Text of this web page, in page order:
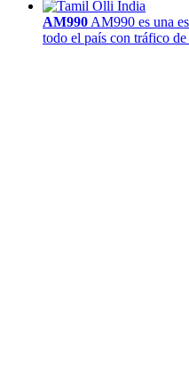
AM990 AM990 es una
todo el país con tráfico